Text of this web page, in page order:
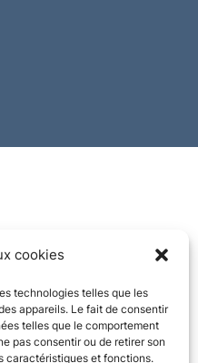
cookies
technologies telles que les
appareils. Le fait de consentir
telles que le comportement
pas consentir ou de retirer son
caractéristiques et fonctions.